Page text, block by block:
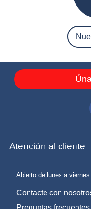
Atención al cliente
Abierto de lunes a
Contacte con